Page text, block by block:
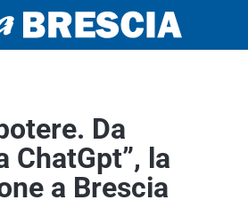
Da
ChatGpt”, la
a Brescia